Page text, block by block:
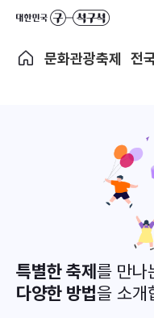
문화관광축제 전
특별한 축제를 만나
다양한 방법을 소개